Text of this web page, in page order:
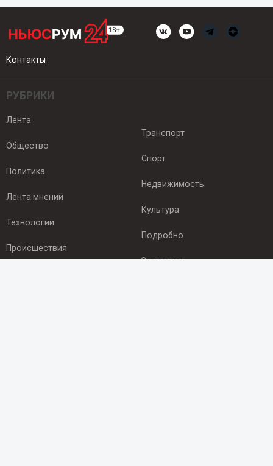
Контакты
РУБРИКИ
Лента
Общество
Политика
Лента мнений
Технологии
Происшествия
Транспорт
Спорт
Недвижимость
Культура
Подробно
Здоровье